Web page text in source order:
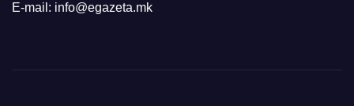
E-mail: info@egazeta.mk